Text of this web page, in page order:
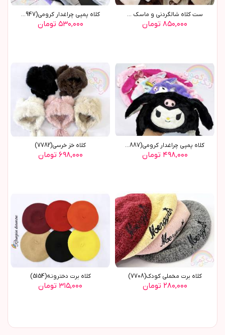
ست کلاه شالگردني و ماسک ...
۸۵۰,۰۰۰ تومان
کلاه پمپی چراغدار کرومی(8947)
۵۳۰,۰۰۰ تومان
کلاه پمپی چراغدار کرومی(8887)
۴۹۸,۰۰۰ تومان
کلاه خز خرسی(7782)
۶۹۸,۰۰۰ تومان
کلاه برت مخملی کودک(7708)
۲۸۰,۰۰۰ تومان
کلاه برت دخترونه(5154)
۳۱۵,۰۰۰ تومان